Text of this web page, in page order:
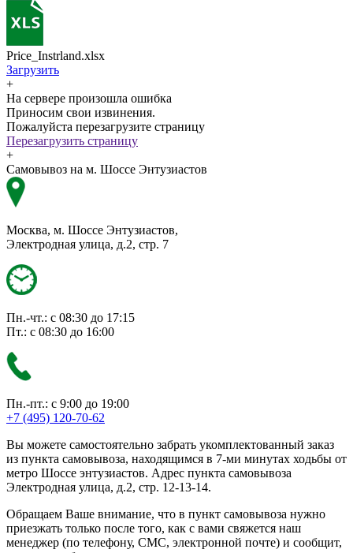
Price_Instrland.xlsx
Загрузить
+
На сервере произошла ошибка
Приносим свои извинения.
Пожалуйста перезагрузите страницу
Перезагрузить страницу
+
Самовывоз на м. Шоссе Энтузиастов
Москва, м. Шоссе Энтузиастов,
Электродная улица, д.2, стр. 7
Пн.-чт.: с 08:30 до 17:15
Пт.: с 08:30 до 16:00
Пн.-пт.: с 9:00 до 19:00
+7 (495) 120-70-62
Вы можете самостоятельно забрать укомплектованный заказ
из пункта самовывоза, находящимся в 7-ми минутах ходьбы от
метро Шоссе энтузиастов. Адрес пункта самовывоза
Электродная улица, д.2, стр. 12-13-14.
Обращаем Ваше внимание, что в пункт самовывоза нужно
приезжать только после того, как с вами свяжется наш
менеджер (по телефону, СМС, электронной почте) и сообщит,